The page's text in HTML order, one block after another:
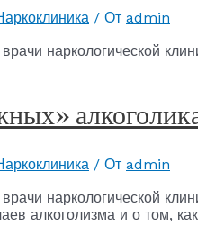
/ От admin
наркологической
/ От admin
наркологической
алкоголизма и о том,